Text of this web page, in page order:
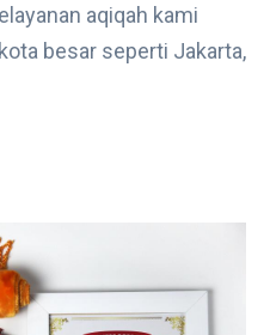
aqiqah kami
besar seperti Jakarta,